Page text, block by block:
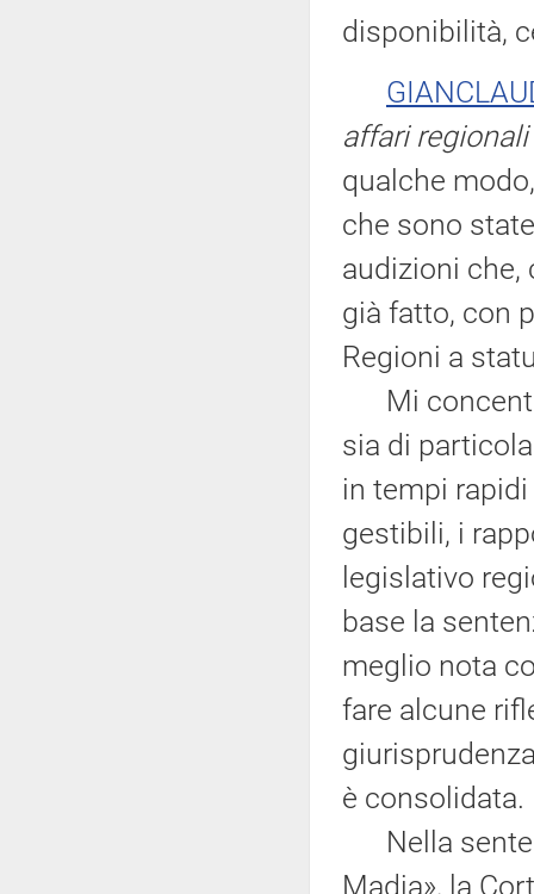
disponibilità,
affari
qualche
che sono
audizioni che,
già fatto, con
Regioni a
Mi
sia di
in tempi
gestibili, i
legislativo
base la
meglio nota
fare alcune
è consolidata.
Nella
Madia», la